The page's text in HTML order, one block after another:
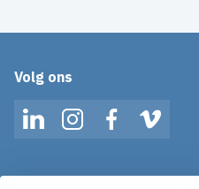
Volg ons
LinkedInInstagramFacebookVimeo